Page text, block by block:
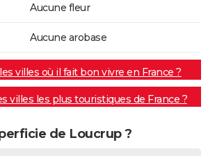
Aucune fleur
Aucune arobase
villes où il fait bon vivre en France ?
villes les plus touristiques de France ?
de Loucrup ?